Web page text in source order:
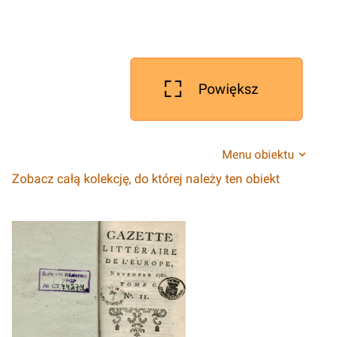
Powiększ
Menu obiektu
Zobacz całą kolekcję, do której należy ten obiekt